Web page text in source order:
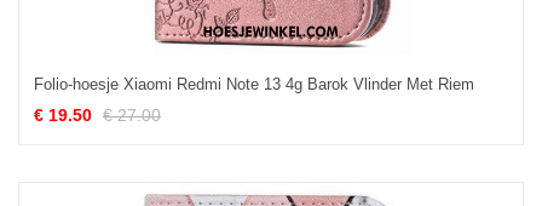
Folio-hoesje Xiaomi Redmi Note 13 4g Barok Vlinder Met Riem
€ 19.50 € 27.00